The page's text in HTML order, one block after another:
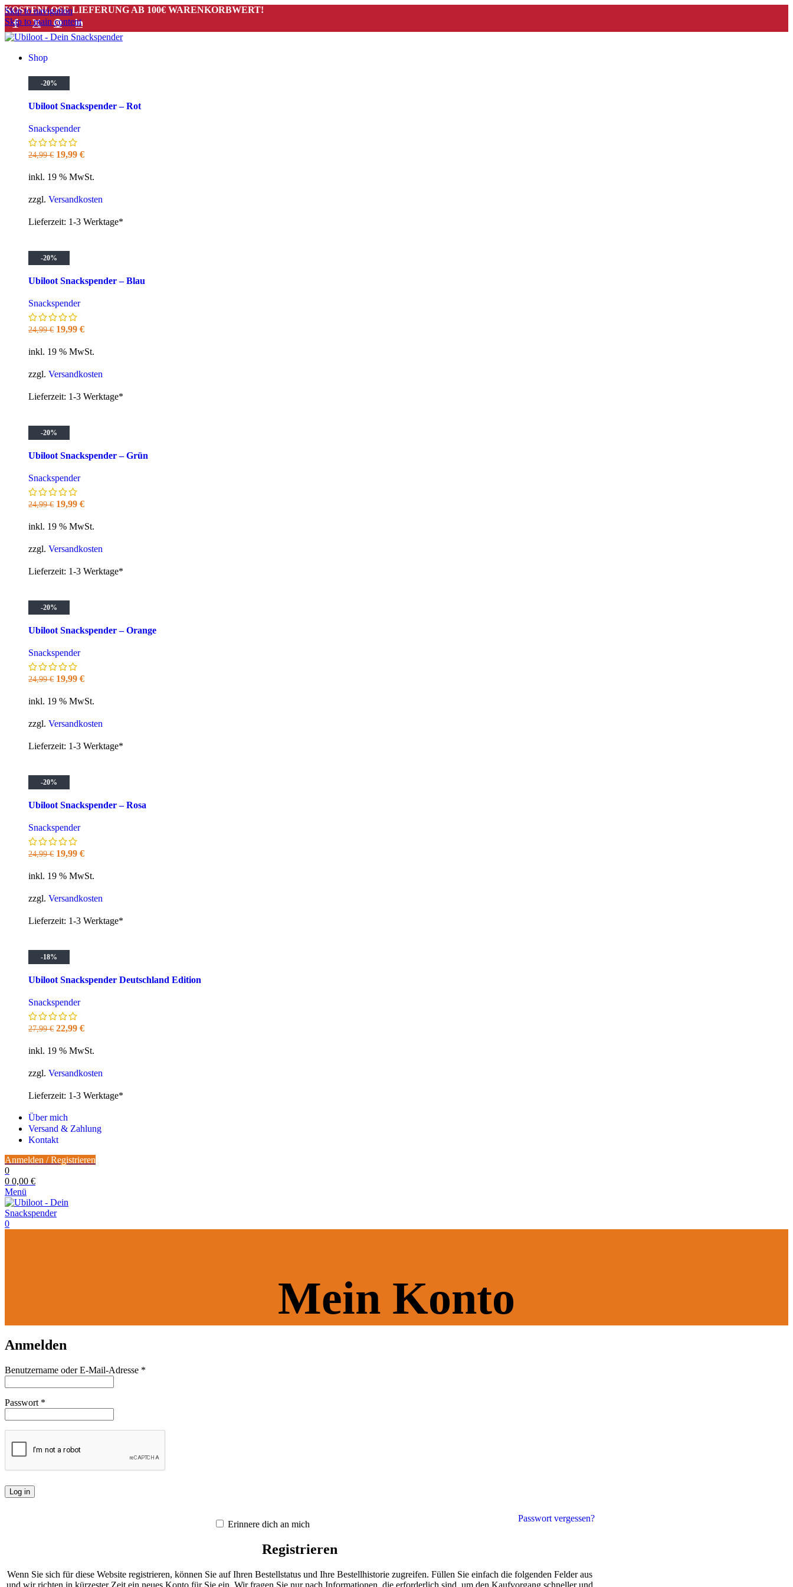
Skip to navigation
Skip to main content
KOSTENLOSE LIEFERUNG AB 100€ WARENKORBWERT!
Shop
-20%
Ubiloot Snackspender – Rot
Snackspender
24,99€ Ursprünglicher
war:
19,99 €Aktueller
ist:
inkl. 19 % MwSt.
zzgl. Versandkosten
Lieferzeit: 1-3 Werktage*
-20%
Ubiloot Snackspender – Blau
Snackspender
24,99€ Ursprünglicher
war:
19,99 €Aktueller
ist:
inkl. 19 % MwSt.
zzgl. Versandkosten
Lieferzeit: 1-3 Werktage*
-20%
Ubiloot Snackspender – Grün
Snackspender
24,99€ Ursprünglicher
war:
19,99 €Aktueller
ist:
inkl. 19 % MwSt.
zzgl. Versandkosten
Lieferzeit: 1-3 Werktage*
-20%
Ubiloot Snackspender – Orange
Snackspender
24,99€ Ursprünglicher
war:
19,99 €Aktueller
ist:
inkl. 19 % MwSt.
zzgl. Versandkosten
Lieferzeit: 1-3 Werktage*
-20%
Ubiloot Snackspender – Rosa
Snackspender
24,99€ Ursprünglicher
war:
19,99 €Aktueller
ist:
inkl. 19 % MwSt.
zzgl. Versandkosten
Lieferzeit: 1-3 Werktage*
-18%
Ubiloot Snackspender Deutschland Edition
Snackspender
27,99€ Ursprünglicher
war:
22,99 €Aktueller
ist:
inkl. 19 % MwSt.
zzgl. Versandkosten
Lieferzeit: 1-3 Werktage*
Über mich
Versand & Zahlung
Kontakt
Anmelden / Registrieren
0
0 0,00 €
Menü
0
Mein Konto
Anmelden
Benutzername oder E-Mail-Adresse *
Passwort *
Log in
Passwort vergessen?
Erinnere dich an mich
Registrieren
Wenn Sie sich für diese Website registrieren, können Sie auf Ihren Bestellstatus und Ihre Bestellhistorie zugreifen. Füllen Sie einfach die folgenden Felder aus
und wir richten in kürzester Zeit ein neues Konto für Sie ein. Wir fragen Sie nur nach Informationen, die erforderlich sind, um den Kaufvorgang schneller und